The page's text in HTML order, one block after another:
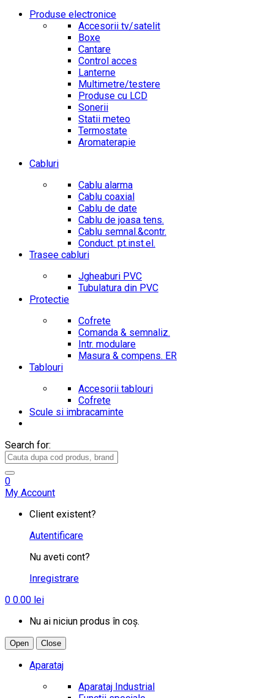
Produse electronice
Accesorii tv/satelit
Boxe
Cantare
Control acces
Lanterne
Multimetre/testere
Produse cu LCD
Sonerii
Statii meteo
Termostate
Aromaterapie
Cabluri
Cablu alarma
Cablu coaxial
Cablu de date
Cablu de joasa tens.
Cablu semnal.&contr.
Conduct. pt.inst.el.
Trasee cabluri
Jgheaburi PVC
Tubulatura din PVC
Protectie
Cofrete
Comanda & semnaliz.
Intr. modulare
Masura & compens. ER
Tablouri
Accesorii tablouri
Cofrete
Scule si imbracaminte
Search for:
0
My Account
Client existent?
Autentificare
Nu aveti cont?
Inregistrare
0 0.00 lei
Nu ai niciun produs în coș.
Open Close
Aparataj
Aparataj Industrial